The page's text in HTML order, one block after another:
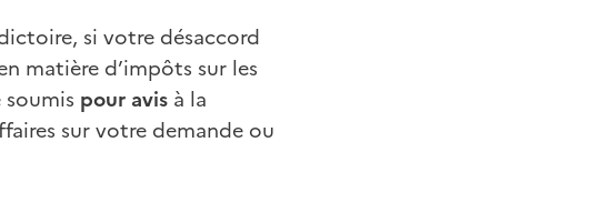
si votre désaccord
matière d’impôts sur les
pour avis à la
sur votre demande ou